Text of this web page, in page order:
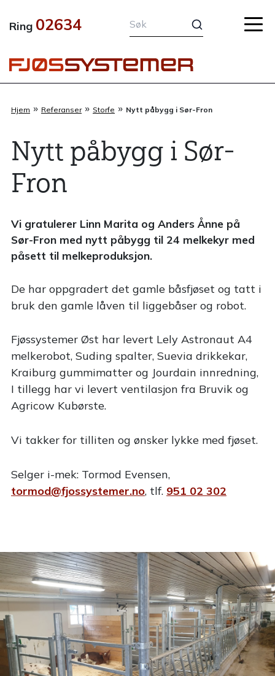
rett
innholdet
Ring 02634
Hjem » Referanser» Storfe » Nytt påbygg i Sør-Fron
Nytt påbygg i Sør-
Fron
Vi gratulerer Linn Marita og Anders Ånne på
Sør-Fron med nytt påbygg til 24 melkekyr med
påsett til melkeproduksjon.
De har oppgradert det gamle båsfjøset og tatt i
bruk den gamle låven til liggebåser og robot.
Fjøssystemer Øst har levert Lely Astronaut A4
melkerobot, Suding spalter, Suevia drikkekar,
Kraiburg gummimatter og Jourdain innredning,
I tillegg har vi levert ventilasjon fra Bruvik og
Agricow Kubørste.
Vi takker for tilliten og ønsker lykke med fjøset.
Selger i-mek: Tormod Evensen,
tormod@fjossystemer.no, tlf. 951 02 302